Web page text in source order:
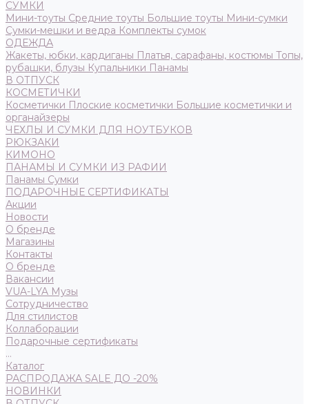
СУМКИ
Мини-тоуты Средние тоуты Большие тоуты Мини-сумки
Сумки-мешки и ведра Комплекты сумок
ОДЕЖДА
Жакеты, юбки, кардиганы Платья, сарафаны, костюмы Топы,
рубашки, блузы Купальники Панамы
В ОТПУСК
КОСМЕТИЧКИ
Косметички Плоские косметички Большие косметички и
органайзеры
ЧЕХЛЫ И СУМКИ ДЛЯ НОУТБУКОВ
РЮКЗАКИ
КИМОНО
ПАНАМЫ И СУМКИ ИЗ РАФИИ
Панамы Сумки
ПОДАРОЧНЫЕ СЕРТИФИКАТЫ
Акции
Новости
О бренде
Магазины
Контакты
О бренде
Вакансии
VUA-LYA Музы
Сотрудничество
Для стилистов
Коллаборации
Подарочные сертификаты
...
Каталог
РАСПРОДАЖА SALE ДО -20%
НОВИНКИ